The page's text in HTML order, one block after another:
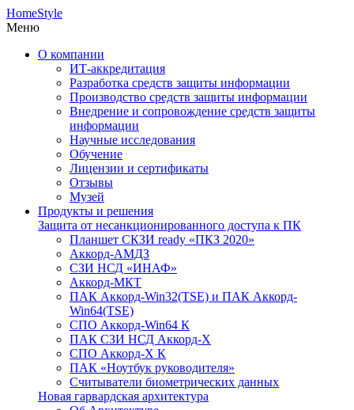
HomeStyle
Меню
О компании
ИТ-аккредитация
Разработка средств защиты информации
Производство средств защиты информации
Внедрение и сопровождение средств защиты
информации
Научные исследования
Обучение
Лицензии и сертификаты
Отзывы
Музей
Продукты и решения
Защита от несанкционированного доступа к ПК
Планшет СКЗИ ready «ПКЗ 2020»
Аккорд-АМДЗ
СЗИ НСД «ИНАФ»
Аккорд-МКТ
ПАК Аккорд-Win32(TSE) и ПАК Аккорд-
Win64(TSE)
СПО Аккорд-Win64 К
ПАК СЗИ НСД Аккорд-X
СПО Аккорд-X К
ПАК «Ноутбук руководителя»
Cчитыватели биометрических данных
Новая гарвардская архитектура